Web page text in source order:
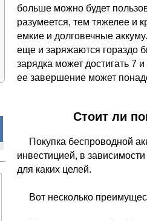
больше можно будет
разумеется, тем тяжелее и
емкие и долговечные
еще и заряжаются гораздо
зарядка может достигать 7
ее завершение может
Стоит ли
Покупка беспроводной
инвестицией, в
для каких целей.
Вот несколько